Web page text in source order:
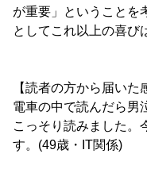
が重要」ということを
としてこれ以上の喜び
【読者の方から届いた
電車の中で読んだら男
こっそり読みました。
す。(49歳・IT関係)